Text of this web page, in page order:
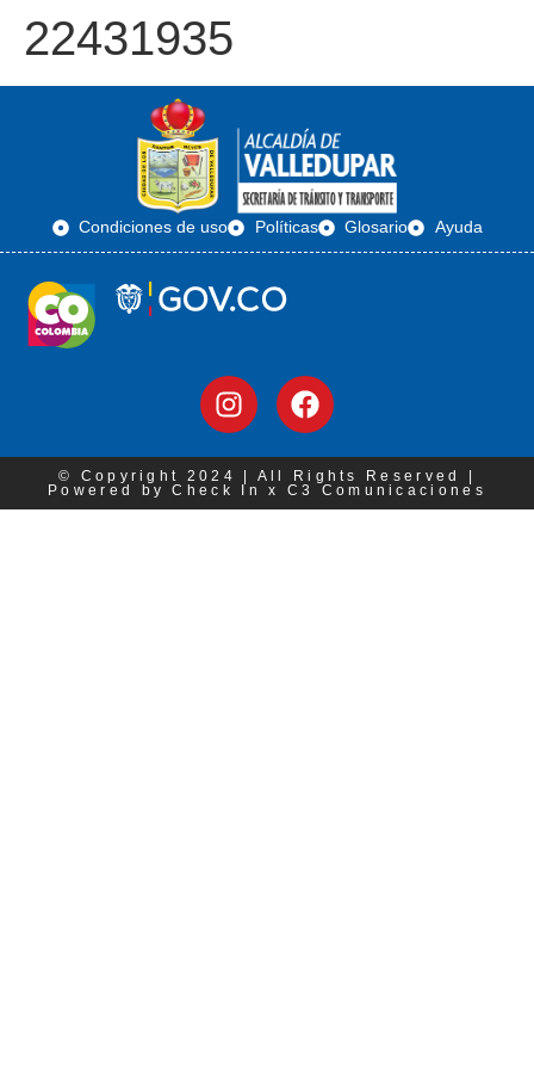
22431935
Condiciones de uso Políticas Glosario Ayuda
© Copyright 2024 | All Rights Reserved |
Powered by Check In x C3 Comunicaciones